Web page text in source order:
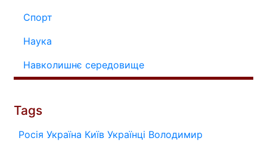
Спорт
Наука
Навколишнє середовище
Tags
Росія Україна Київ Українці Володимир